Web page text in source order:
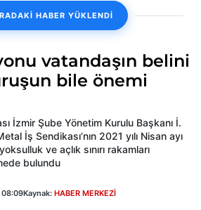
HABER YÜKLENDİ
vatandaşın belini
bile önemi
İzmir Şube Yönetim Kurulu Başkanı İ.
İş Sendikası’nın 2021 yılı Nisan ayı
ve açlık sınırı rakamları
bulundu
08:09Kaynak: HABER MERKEZİ